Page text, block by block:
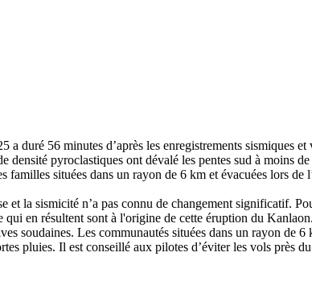
duré 56 minutes d’après les enregistrements sismiques
densité pyroclastiques ont dévalé les pentes sud à moins
familles situées dans un rayon de 6 km et évacuées lors
et la sismicité n’a pas connu de changement significatif.
en résultent sont à l'origine de cette éruption du Kanlaon.
soudaines. Les communautés situées dans un rayon de
pluies. Il est conseillé aux pilotes d’éviter les vols près